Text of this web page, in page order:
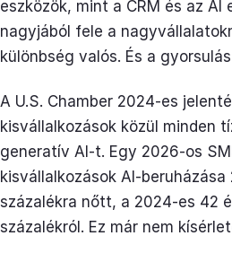
eszközök, mint a CRM és az AI
nagyjából fele a
különbség valós. És a
A U.S. Chamber 2024-es
kisvállalkozások közül minden
generatív AI-t. Egy 2026-os
kisvállalkozások AI-
százalékra nőtt, a 2024-es 42
százalékról. Ez már nem